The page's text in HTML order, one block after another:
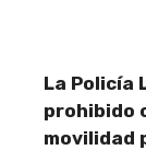
La Policía
prohibido
movilidad